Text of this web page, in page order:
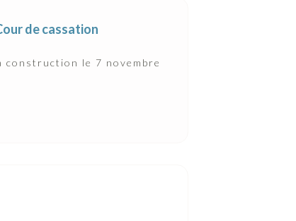
de cassation
construction le 7 novembre